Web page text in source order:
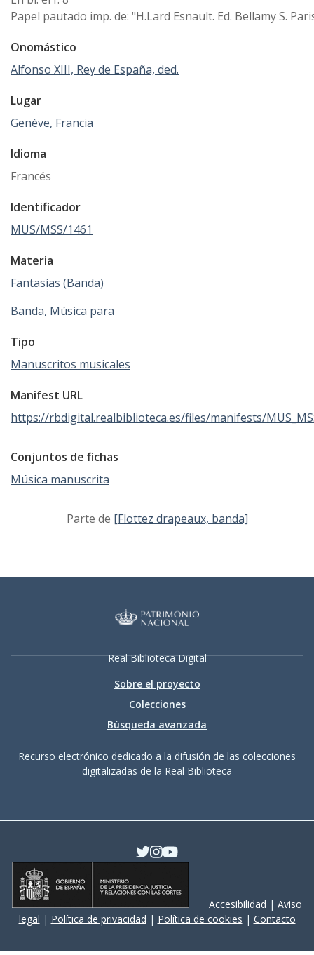
Papel pautado imp. de: "H.Lard Esnault. Ed. Bellamy S.
Onomástico
Alfonso XIII, Rey de España, ded.
Lugar
Genève, Francia
Idioma
Francés
Identificador
MUS/MSS/1461
Materia
Fantasías (Banda)
Banda, Música para
Tipo
Manuscritos musicales
Manifest URL
https://rbdigital.realbiblioteca.es/files/manifests/
Conjuntos de fichas
Música manuscrita
Parte de [Flottez drapeaux, banda]
Real Biblioteca Digital
Sobre el proyecto
Colecciones
Búsqueda avanzada
Recurso electrónico dedicado a la difusión de las colecciones
digitalizadas de la Real Biblioteca
Accesibilidad | Aviso
legal | Política de privacidad | Política de cookies | Contacto